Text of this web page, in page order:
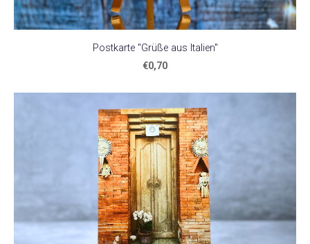
Postkarte "Grüße aus Italien"
€0,70